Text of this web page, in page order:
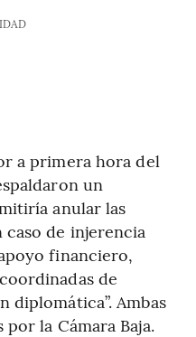
a primera hora del
un
anular las
de injerencia
financiero,
de
Ambas
la Cámara Baja.